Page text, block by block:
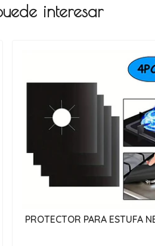
interesar
PROTECTOR PARA ESTUFA